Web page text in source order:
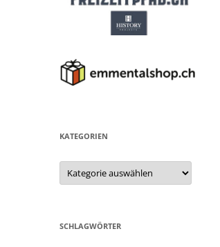
KATEGORIEN
Kategorien
SCHLAGWÖRTER